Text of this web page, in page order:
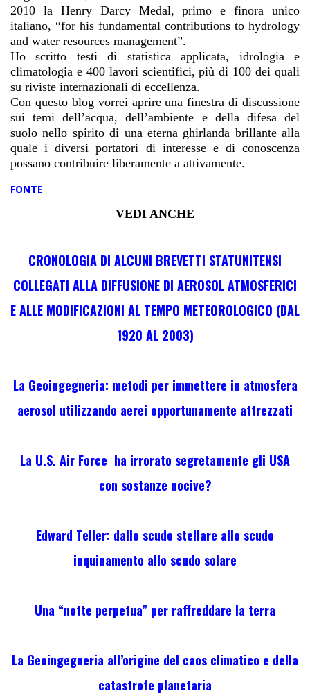
2010 la Henry Darcy Medal, primo e finora unico
italiano, “for his fundamental contributions to hydrology
and water resources management”.
Ho scritto testi di statistica applicata, idrologia e
climatologia e 400 lavori scientifici, più di 100 dei quali
su riviste internazionali di eccellenza.
Con questo blog vorrei aprire una finestra di discussione
sui temi dell’acqua, dell’ambiente e della difesa del
suolo nello spirito di una eterna ghirlanda brillante alla
quale i diversi portatori di interesse e di conoscenza
possano contribuire liberamente a attivamente.
FONTE
VEDI ANCHE
CRONOLOGIA DI ALCUNI BREVETTI STATUNITENSI
COLLEGATI ALLA DIFFUSIONE DI AEROSOL ATMOSFERICI
E ALLE MODIFICAZIONI AL TEMPO METEOROLOGICO (DAL
1920 AL 2003)
La Geoingegneria: metodi per immettere in atmosfera
aerosol utilizzando aerei opportunamente attrezzati
La U.S. Air Force ha irrorato segretamente gli USA
con sostanze nocive?
Edward Teller: dallo scudo stellare allo scudo
inquinamento allo scudo solare
Una “notte perpetua” per raffreddare la terra
La Geoingegneria all’origine del caos climatico e della
catastrofe planetaria